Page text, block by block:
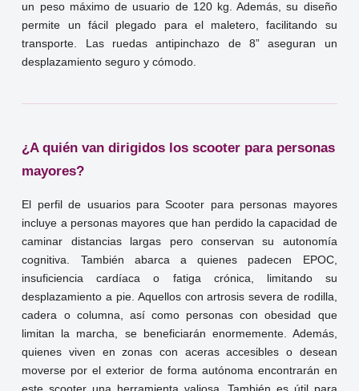
un peso máximo de usuario de 120 kg. Además, su diseño
permite un fácil plegado para el maletero, facilitando su
transporte. Las ruedas antipinchazo de 8” aseguran un
desplazamiento seguro y cómodo.
¿A quién van dirigidos los scooter para personas
mayores?
El perfil de usuarios para Scooter para personas mayores
incluye a personas mayores que han perdido la capacidad de
caminar distancias largas pero conservan su autonomía
cognitiva. También abarca a quienes padecen EPOC,
insuficiencia cardíaca o fatiga crónica, limitando su
desplazamiento a pie. Aquellos con artrosis severa de rodilla,
cadera o columna, así como personas con obesidad que
limitan la marcha, se beneficiarán enormemente. Además,
quienes viven en zonas con aceras accesibles o desean
moverse por el exterior de forma autónoma encontrarán en